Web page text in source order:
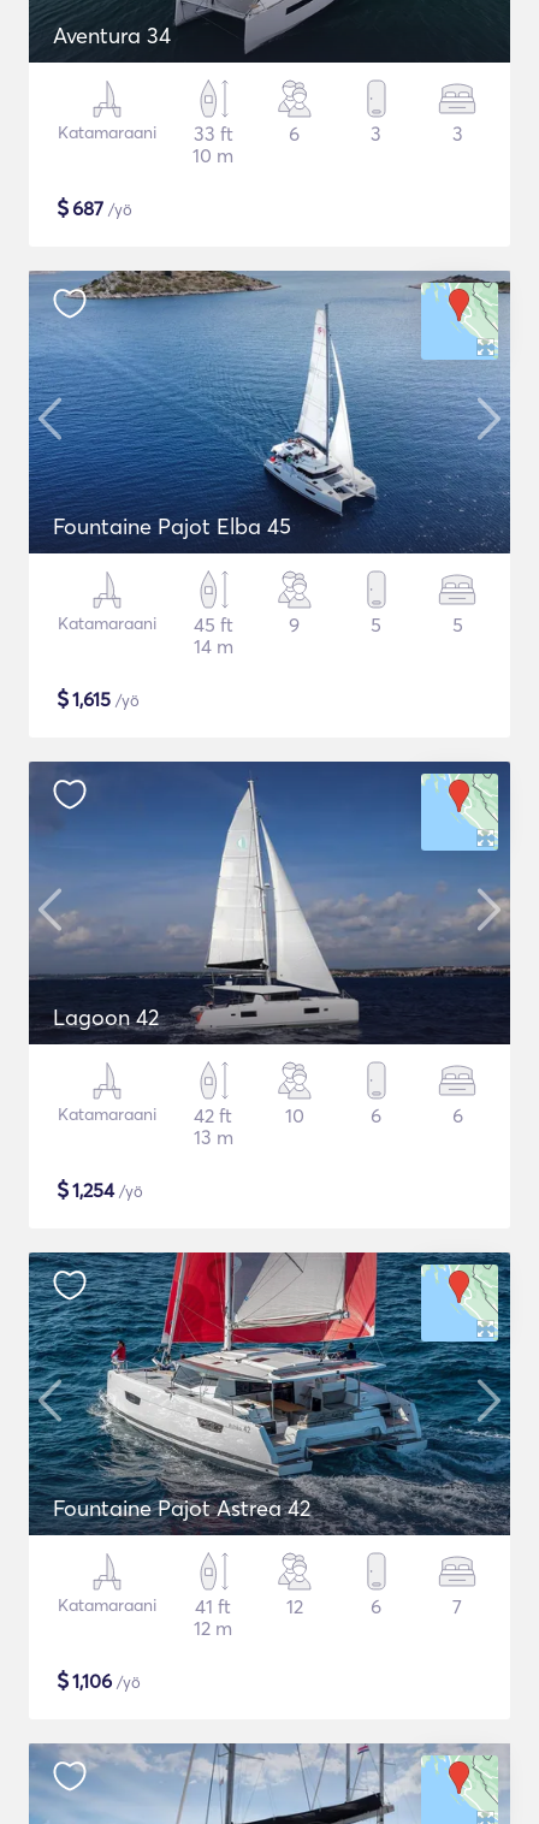
Aventura 34
Katamaraani
33 ft
10 m
6 3 3
$687 /yö
Fountaine Pajot Elba 45
Katamaraani
45 ft
14 m
9 5 5
$1,615 /yö
Lagoon 42
Katamaraani
42 ft
13 m
10 6 6
$1,254/yö
Fountaine Pajot Astrea 42
Katamaraani
41 ft
12 m
12 6 7
$1,106 /yö